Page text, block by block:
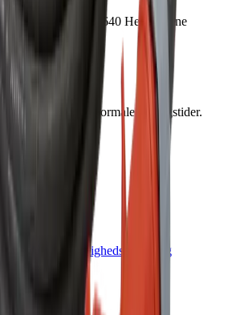
Baldersbuen 5 2640 Hedehusene
udenfor vores normale åbningstider.
Tilgænglighedserklæring